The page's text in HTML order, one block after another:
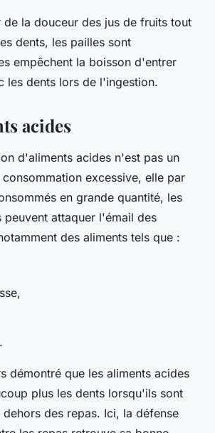
la douceur des jus de fruits tout
dents, les pailles sont
empêchent la boisson d'entrer
les dents lors de l'ingestion.
acides
d'aliments acides n'est pas un
excessive, elle par
en grande quantité, les
peuvent attaquer l'émail des
des aliments tels que :
démontré que les aliments acides
plus les dents lorsqu'ils sont
des repas. Ici, la défense